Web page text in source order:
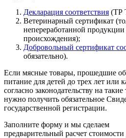
Декларация соответствия (ТР
Ветеринарный сертификат
непереработанной
происхождения);
Добровольный сертификат
обязательно).
Если мясные товары, прошедшие
питание для детей до трех лет или
согласно законодательству на
нужно получить обязательное
государственной регистрации.
Заполните форму и мы сделаем
предварительный расчет стоимости